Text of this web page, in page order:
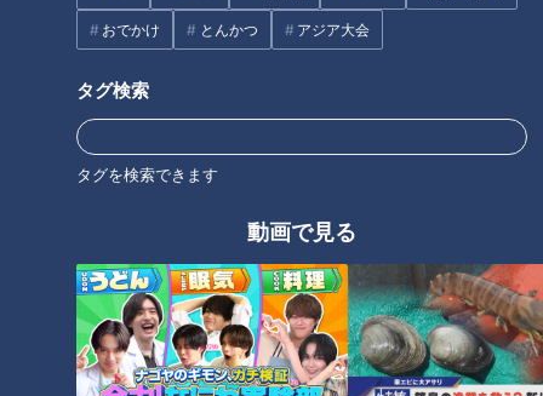
おでかけ とんかつ アジア大会
タグ検索
タグを検索できます
動画で見る
1 鶏肉は皮と身の間の余分な脂をとり除き、一口大に切る。
2 柚子こしょう、みそ、しょうゆ、酒、みりんを混ぜ合わせ
て鶏肉にもみ込み、20分ほどおく。
3 しめじは根元を除いてほぐす。長芋はきれいに洗って皮つ
きのまま1cm厚さの半月切りにする。長ねぎは1cm幅の斜め切
4 30cm長さほどのアルミ箔2枚を広げ、それぞれの真ん中に
しめじ、長芋、長ねぎを等分にのせ、その上に2を調味液ごと
等分に広げてのせる。アルミ箔の端と端を合わせてそれぞれし